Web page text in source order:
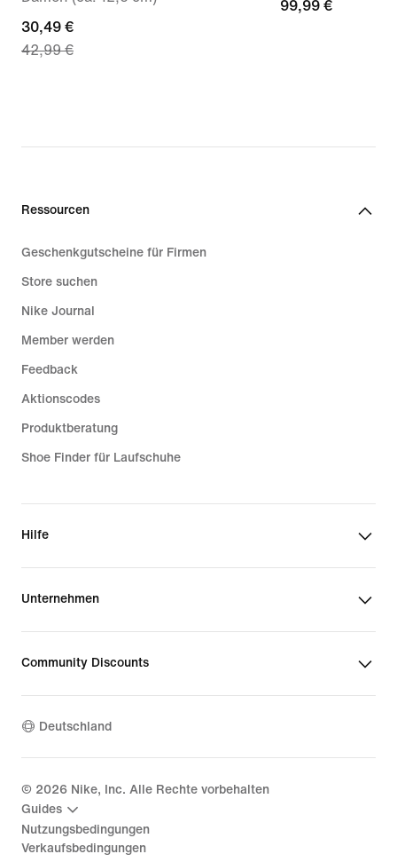
current
price
42,99 €
30,49 €
42,99 €
99,99 €
99,99 €
Ressourcen
Geschenkgutscheine für Firmen
Store suchen
Nike Journal
Member werden
Feedback
Aktionscodes
Produktberatung
Shoe Finder für Laufschuhe
Hilfe
Unternehmen
Community Discounts
Deutschland
© 2026 Nike, Inc. Alle Rechte vorbehalten
Guides
Nutzungsbedingungen
Verkaufsbedingungen